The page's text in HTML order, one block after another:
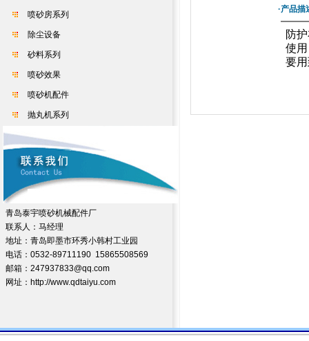
喷砂房系列
除尘设备
砂料系列
喷砂效果
喷砂机配件
抛丸机系列
青岛泰宇喷砂机械配件厂
联系人：马经理
地址：青岛即墨市环秀小韩村工业园
电话：0532-89711190 15865508569
邮箱：247937833@qq.com
网址：http://www.qdtaiyu.com
·产品描
防
使
要